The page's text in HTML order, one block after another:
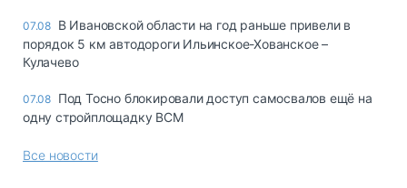
07.08 В Ивановской области на год раньше привели в
порядок 5 км автодороги Ильинское-Хованское –
Кулачево
07.08 Под Тосно блокировали доступ самосвалов ещё на
одну стройплощадку ВСМ
Все новости